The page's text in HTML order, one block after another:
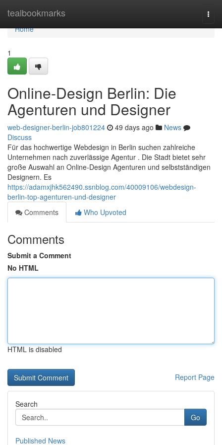
tealbookmarks
Home
Home
1
Online-Design Berlin: Die
Agenturen und Designer
web-designer-berlin-job801224 49 days ago
News
Discuss
Für das hochwertige Webdesign in Berlin suchen zahlreiche
Unternehmen nach zuverlässige Agentur . Die Stadt bietet sehr
große Auswahl an Online-Design Agenturen und selbstständigen
Designern. Es
https://adamxjhk562490.ssnblog.com/40009106/webdesign-
berlin-top-agenturen-und-designer
Comments
Who Upvoted
Comments
Submit a Comment
No HTML
HTML is disabled
Report Page
Search
Go
Published News